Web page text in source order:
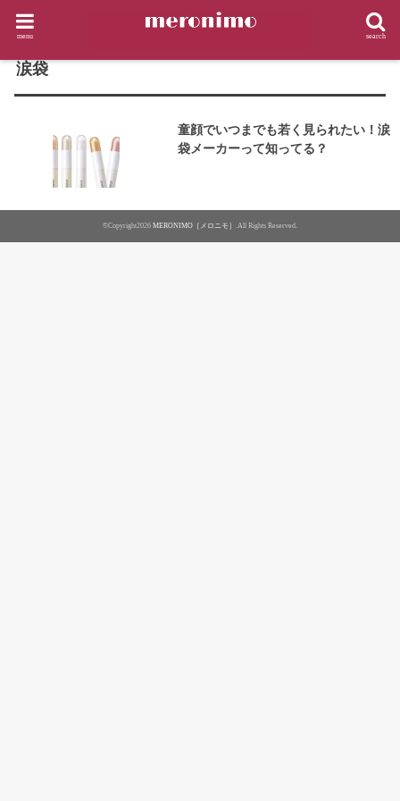
search
menu
HOME
涙袋
童顔でいつまでも若く見られたい！涙
袋メーカーって知ってる？
©Copyright2026 MERONIMO［メロニモ］ .All Rights Reserved.